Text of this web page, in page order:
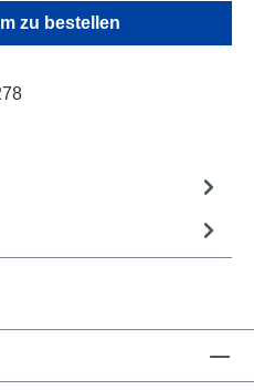
zu bestellen